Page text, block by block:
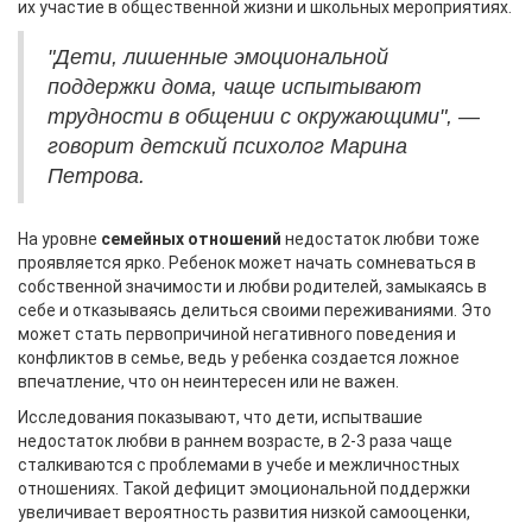
их участие в общественной жизни и школьных мероприятиях.
"Дети, лишенные эмоциональной
поддержки дома, чаще испытывают
трудности в общении с окружающими", —
говорит детский психолог Марина
Петрова.
На уровне семейных отношений недостаток любви тоже
проявляется ярко. Ребенок может начать сомневаться в
собственной значимости и любви родителей, замыкаясь в
себе и отказываясь делиться своими переживаниями. Это
может стать первопричиной негативного поведения и
конфликтов в семье, ведь у ребенка создается ложное
впечатление, что он неинтересен или не важен.
Исследования показывают, что дети, испытвашие
недостаток любви в раннем возрасте, в 2-3 раза чаще
сталкиваются с проблемами в учебе и межличностных
отношениях. Такой дефицит эмоциональной поддержки
увеличивает вероятность развития низкой самооценки,